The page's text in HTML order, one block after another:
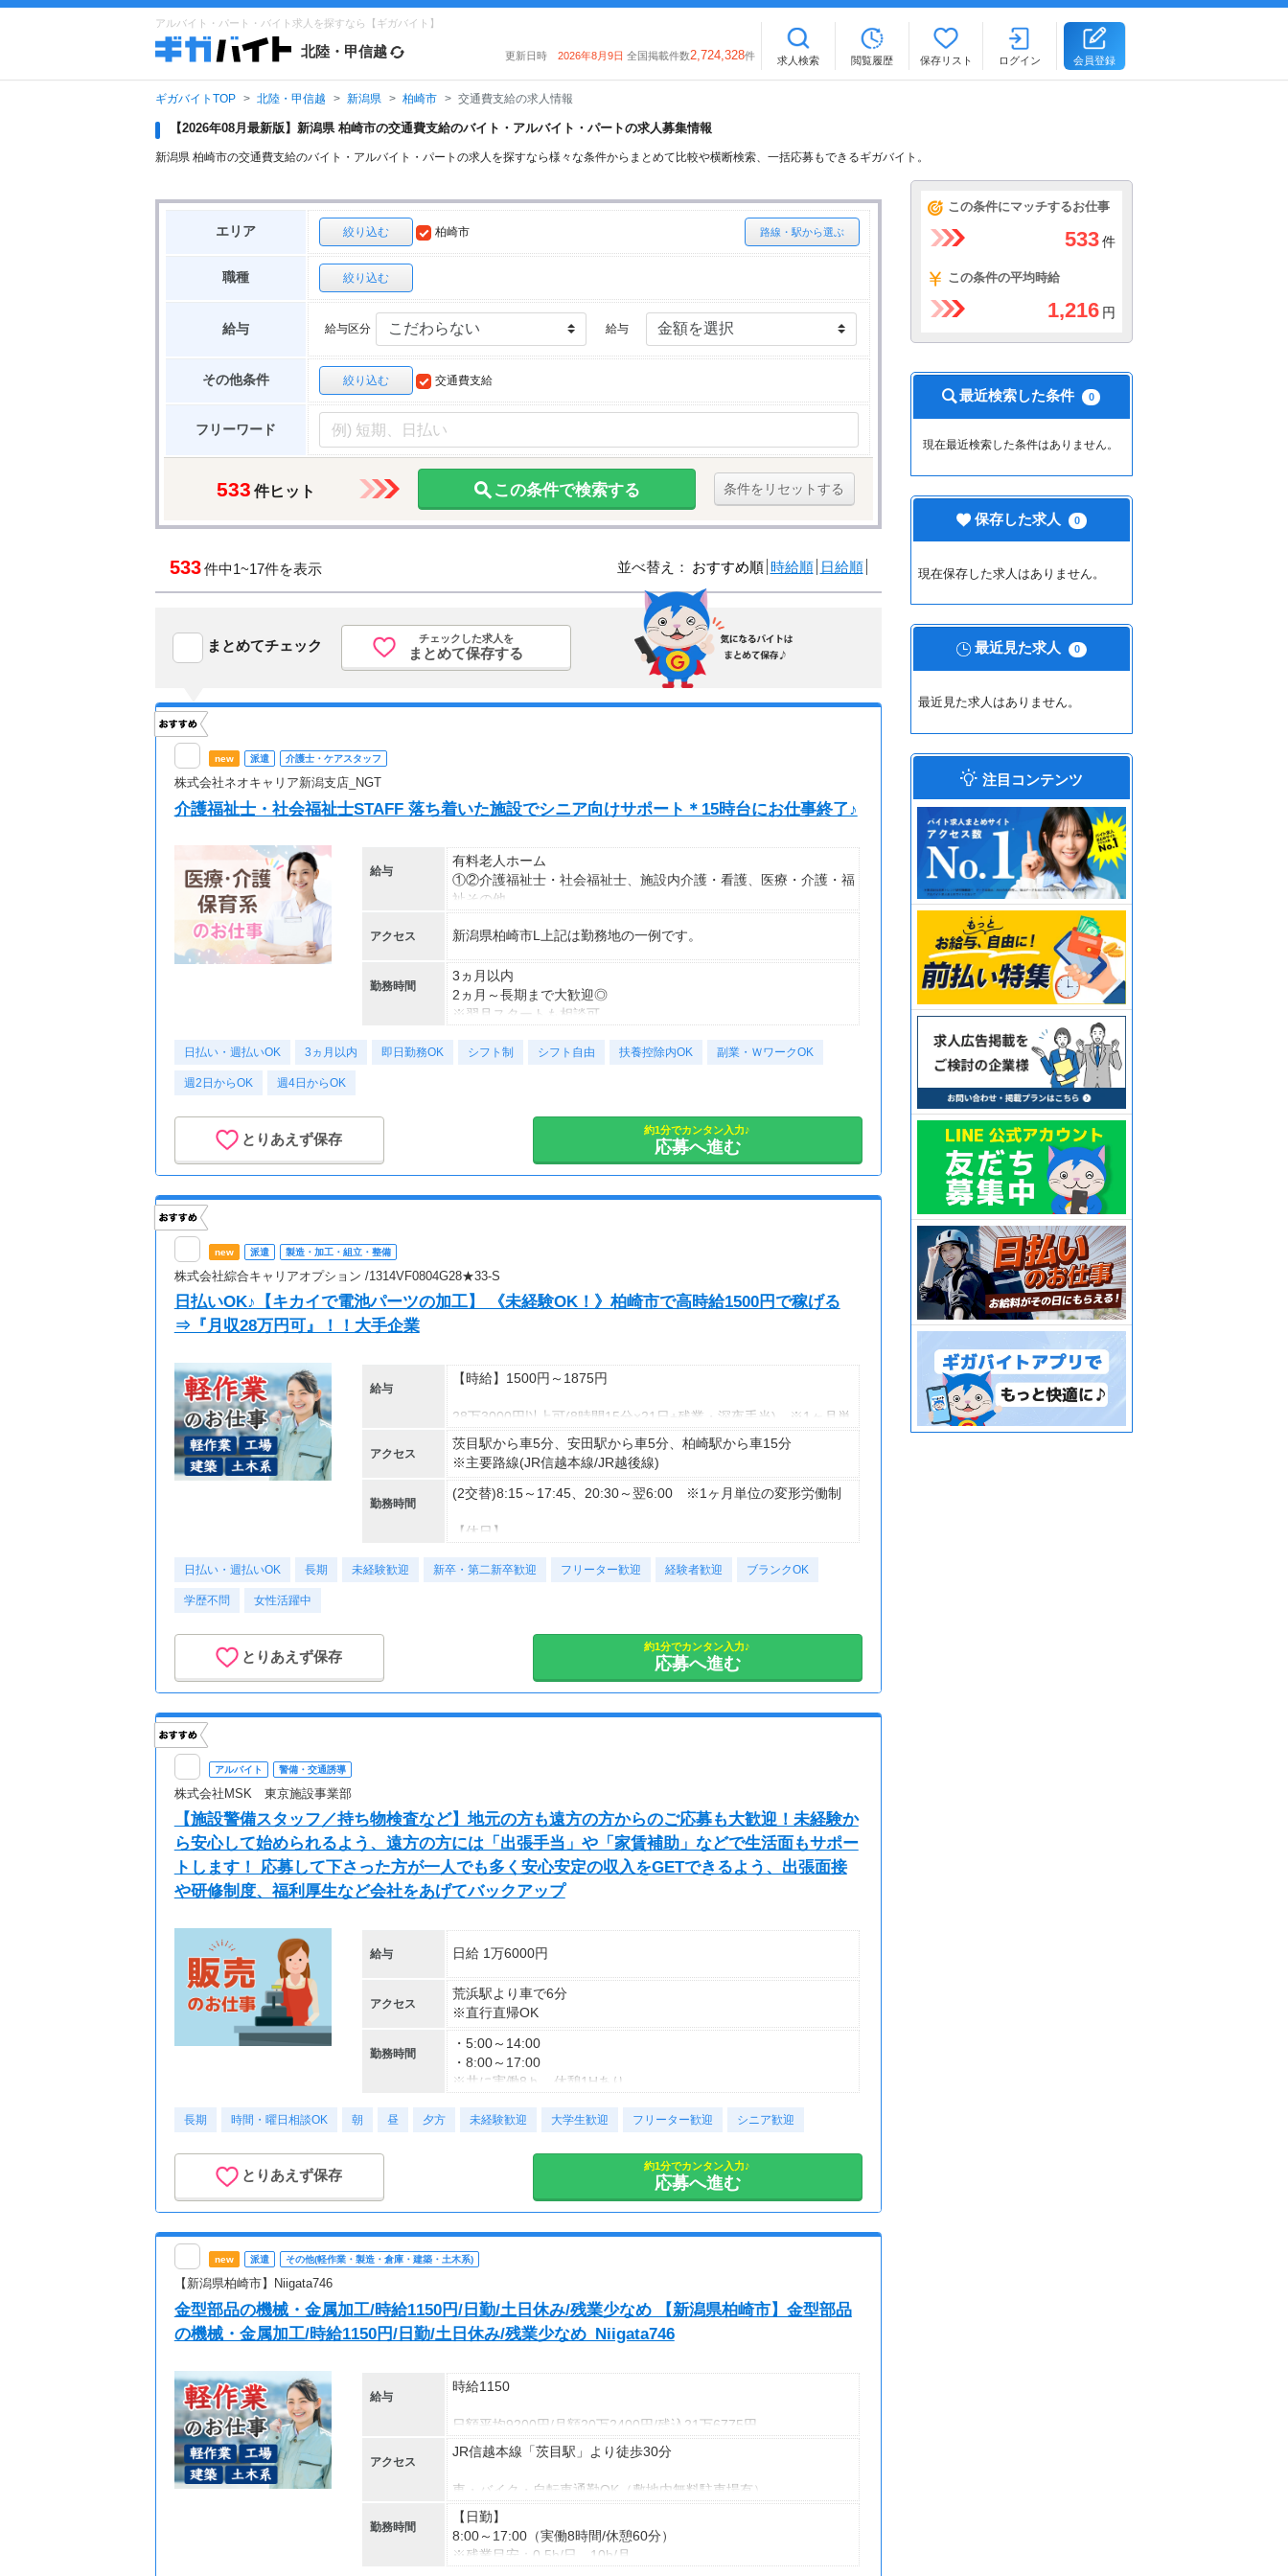
アルバイト・パート・バイト求人を探すなら【ギガバイト】
北陸・甲信越 更新日時 2026年8月9日 全国掲載件数2,724,328件 求人検索 閲覧履歴 保存リスト ログイン 会員登録
ギガバイトTOP 北陸・甲信越 新潟県 柏崎市 交通費支給の求人情報
【2026年08月最新版】新潟県 柏崎市の交通費支給のバイト・アルバイト・パートの求人募集情報
新潟県 柏崎市の交通費支給のバイト・アルバイト・パートの求人を探すなら様々な条件からまとめて比較や横断検索、一括応募もできるギガバイト。
エリア 絞り込む 路線・駅から選ぶ
柏崎市
職種 絞り込む
給与 給与区分 給与
その他条件 絞り込む 交通費支給
フリーワード
533 件ヒット この条件で検索する 条件をリセットする
533件中1~17件を表示 並べ替え： おすすめ順 時給順 日給順
まとめてチェック チェックした求人を
まとめて保存する
new 派遣 介護士・ケアスタッフ
株式会社ネオキャリア新潟支店_NGT
介護福祉士・社会福祉士STAFF 落ち着いた施設でシニア向けサポート＊15時台にお仕事終了♪
給与
有料老人ホーム
①②介護福祉士・社会福祉士、施設内介護・看護、医療・介護・福
祉その他
【経験・お持ちの資格によって異なります】
■未経験の方（無資格）：時給1350円～
■未経験の方（有資格）：時給1400円～
■経験者（無資格）：時給1400円～
■経験者（有資格）：時給1450円～
アクセス 新潟県柏崎市L上記は勤務地の一例です。
勤務時間
3ヵ月以内
2ヵ月～長期まで大歓迎◎
※翌月スタートも相談可
日払い・週払いOK 3ヵ月以内 即日勤務OK シフト制 シフト自由 扶養控除内OK 副業・ＷワークOK
週2日からOK 週4日からOK
とりあえず保存
約1分でカンタン入力♪
応募へ進む
new 派遣 製造・加工・組立・整備
株式会社綜合キャリアオプション /1314VF0804G28★33-S
日払いOK♪【キカイで電池パーツの加工】 《未経験OK！》柏崎市で高時給1500円で稼げる
⇒『月収28万円可』！！大手企業
給与
【時給】1500円～1875円
28万3000円以上可(8時間15分×21日+残業・深夜手当) ※1ヶ月単
位の変形労働制
◆日払いOK！支払い額は7割！
※規定・支払い条件有
アクセス
茨目駅から車5分、安田駅から車5分、柏崎駅から車15分
※主要路線(JR信越本線/JR越後線)
勤務時間
(2交替)8:15～17:45、20:30～翌6:00 ※1ヶ月単位の変形労働制
【休日】
日払い・週払いOK 長期 未経験歓迎 新卒・第二新卒歓迎 フリーター歓迎 経験者歓迎 ブランクOK
学歴不問 女性活躍中
とりあえず保存
約1分でカンタン入力♪
応募へ進む
アルバイト 警備・交通誘導
株式会社MSK 東京施設事業部
【施設警備スタッフ／持ち物検査など】地元の方も遠方の方からのご応募も大歓迎！未経験か
ら安心して始められるよう、遠方の方には「出張手当」や「家賃補助」などで生活面もサポー
トします！ 応募して下さった方が一人でも多く安心安定の収入をGETできるよう、出張面接
や研修制度、福利厚生など会社をあげてバックアップ
給与 日給 1万6000円
アクセス
荒浜駅より車で6分
※直行直帰OK
勤務時間
・5:00～14:00
・8:00～17:00
※共に実働8ｈ、休憩1Hあり
長期 時間・曜日相談OK 朝 昼 夕方 未経験歓迎 大学生歓迎 フリーター歓迎 シニア歓迎
とりあえず保存
約1分でカンタン入力♪
応募へ進む
new 派遣 その他(軽作業・製造・倉庫・建築・土木系)
【新潟県柏崎市】Niigata746
金型部品の機械・金属加工/時給1150円/日勤/土日休み/残業少なめ 【新潟県柏崎市】金型部品
の機械・金属加工/時給1150円/日勤/土日休み/残業少なめ_Niigata746
給与
時給1150
日額平均9200円/月額20万2400円/残込21万6775円
★応募資格★
※18歳以上
※学生は応募不可（卒業見込みで、社会人予定の方は卒業後に派遣
登録が可能です。）
アクセス
JR信越本線「茨目駅」より徒歩30分
車・バイク・自転車通勤OK（敷地内無料駐車場有）
勤務時間
【日勤】
8:00～17:00（実働8時間/休憩60分）
※残業目安：0.5h/日、10h/月
この条件にマッチするお仕事
533 件
この条件の平均時給
1,216 円
最近検索した条件 0
現在最近検索した条件はありません。
保存した求人 0
現在保存した求人はありません。
最近見た求人 0
最近見た求人はありません。
注目コンテンツ